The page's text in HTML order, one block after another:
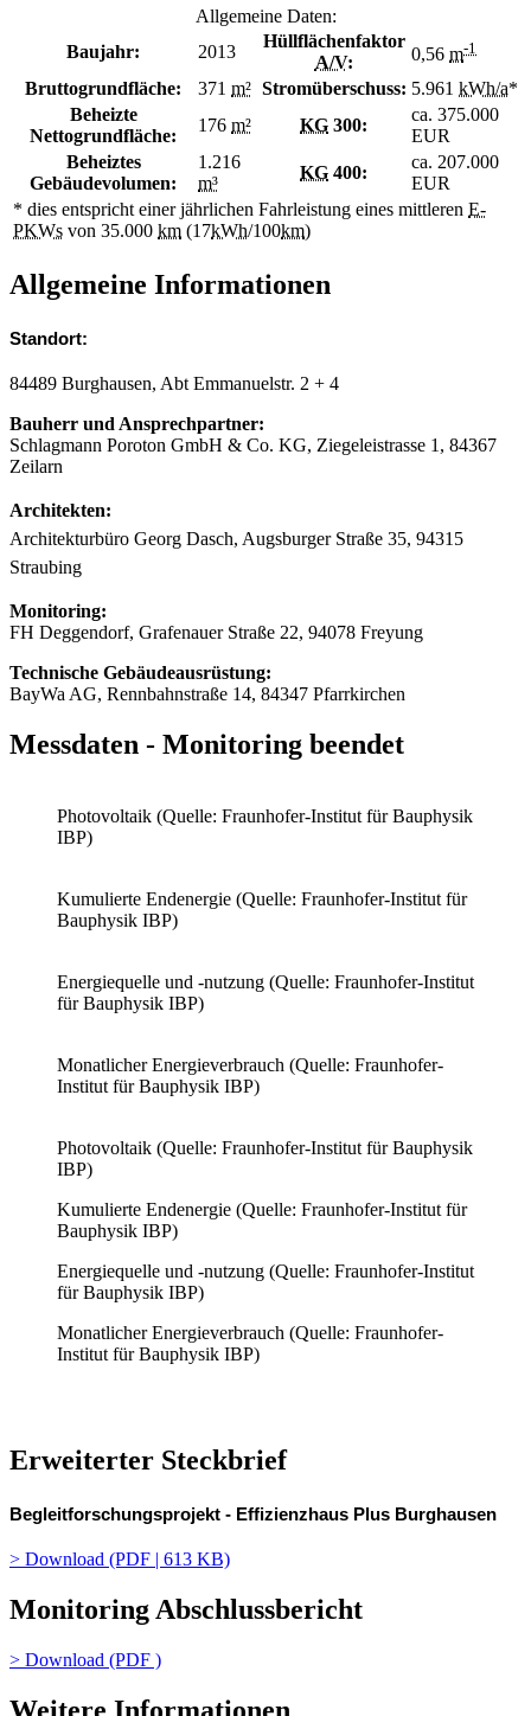
Allgemeine Daten:
* dies entspricht einer jährlichen Fahrleistung eines mittleren E-
PKWs von 35.000 km (17kWh/100km)
Baujahr: 2013
Hüllflächenfaktor
A/V: 0,56 m-1
Bruttogrundfläche: 371 m² Stromüberschuss: 5.961 kWh/a*
Beheizte
Nettogrundfläche:
176 m² KG 300:
ca. 375.000
EUR
Beheiztes
Gebäudevolumen:
1.216
m³
KG 400:
ca. 207.000
EUR
Allgemeine Informationen
Standort:
84489 Burghausen, Abt Emmanuelstr. 2 + 4
Bauherr und Ansprechpartner:
Schlagmann Poroton GmbH & Co. KG, Ziegeleistrasse 1, 84367
Zeilarn
Architekten:
Architekturbüro Georg Dasch, Augsburger Straße 35, 94315
Straubing
Monitoring:
FH Deggendorf, Grafenauer Straße 22, 94078 Freyung
Technische Gebäudeausrüstung:
BayWa AG, Rennbahnstraße 14, 84347 Pfarrkirchen
Messdaten - Monitoring beendet
Photovoltaik (Quelle: Fraunhofer-Institut für Bauphysik
IBP)
Kumulierte Endenergie (Quelle: Fraunhofer-Institut für
Bauphysik IBP)
Energiequelle und -nutzung (Quelle: Fraunhofer-Institut
für Bauphysik IBP)
Monatlicher Energieverbrauch (Quelle: Fraunhofer-
Institut für Bauphysik IBP)
Photovoltaik (Quelle: Fraunhofer-Institut für Bauphysik
IBP)
Kumulierte Endenergie (Quelle: Fraunhofer-Institut für
Bauphysik IBP)
Energiequelle und -nutzung (Quelle: Fraunhofer-Institut
für Bauphysik IBP)
Monatlicher Energieverbrauch (Quelle: Fraunhofer-
Institut für Bauphysik IBP)
Erweiterter Steckbrief
Begleitforschungsprojekt - Effizienzhaus Plus Burghausen
> Download (PDF | 613 KB)
Monitoring Abschlussbericht
> Download (PDF )